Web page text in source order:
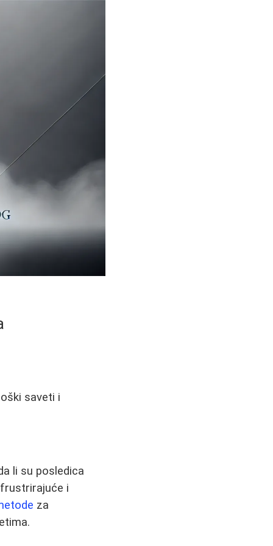
saveti i
li su posledica
i
za